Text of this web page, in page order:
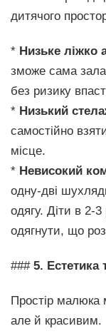
дитячого
* Низьке ліжко
зможе сама
без ризику
* Низький
самостійно
місце.
* Невисокий
одну-дві
одягу. Діти в 2-
одягнути, що
### 5. Естетика
Простір
але й красивим.